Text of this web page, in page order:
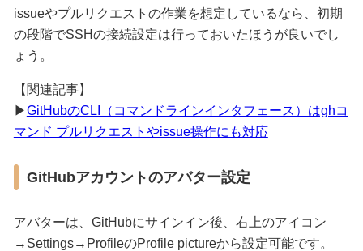
issueやプルリクエストの作業を想定しているなら、初期
の段階でSSHの接続設定は行っておいたほうが良いでし
ょう。
【関連記事】
▶GitHubのCLI（コマンドラインインタフェース）はghコ
マンド プルリクエストやissue操作にも対応
GitHubアカウントのアバター設定
アバターは、GitHubにサインイン後、右上のアイコン
→Settings→ProfileのProfile pictureから設定可能です。